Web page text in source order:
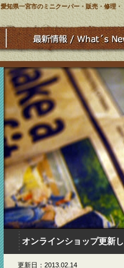
愛知県一宮市のミニクーパー・販売・修理
オンラインショップ更新
更新日：2013.02.14